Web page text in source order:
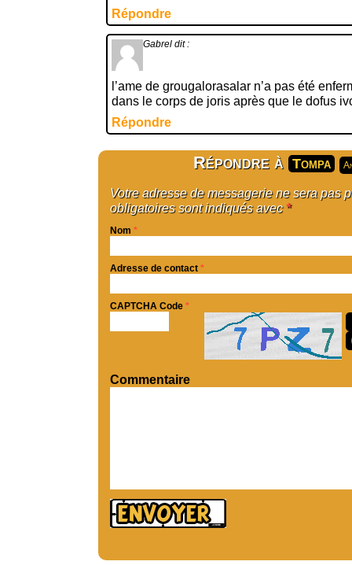
Répondre
Gabrel dit :
l’ame de grougalorasalar n’a pas été
dans le corps de joris après que le dofus
Répondre
Répondre à Tompa
Votre adresse de messagerie ne sera pas
obligatoires sont indiqués avec *
Nom *
Adresse de contact *
CAPTCHA Code *
Commentaire